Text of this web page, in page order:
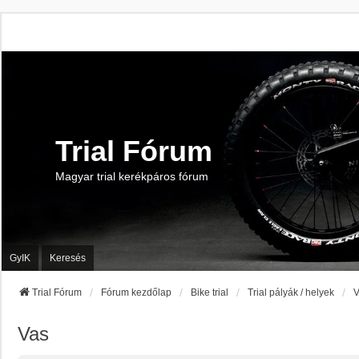
Trial Fórum
Magyar trial kerékpáros fórum
GyIK Keresés
Trial Fórum Fórum kezdőlap Bike trial Trial pályák / helyek
Vas